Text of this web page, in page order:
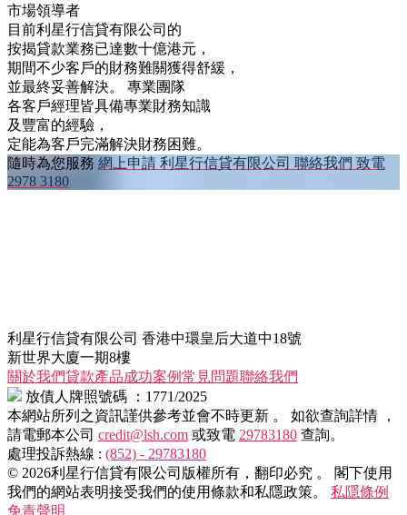
市場領導者
目前利星行信貸有限公司的
按揭貸款業務已達數十億港元，
期間不少客戶的財務難關獲得舒緩，
並最終妥善解決。
專業團隊
各客戶經理皆具備專業財務知識
及豐富的經驗，
定能為客戶完滿解決財務困難。
隨時為您服務 網上申請 利星行信貸有限公司 聯絡我們 致電
2978 3180
利星行信貸有限公司 香港中環皇后大道中18號
新世界大廈一期8樓
關於我們貸款產品成功案例常見問題聯絡我們
放債人牌照號碼 ：1771/2025
本網站所列之資訊謹供參考並會不時更新 。
如欲查詢詳情 ，
請電郵本公司 credit@lsh.com 或致電 29783180 查詢。
處理投訴熱線 : (852) - 29783180
© 2026利星行信貸有限公司版權所有，翻印必究 。
閣下使用
我們的網站表明接受我們的使用條款和私隱政策。
私隱條例
免責聲明